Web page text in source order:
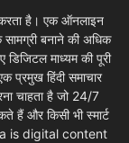
है। एक ऑनलाइन
बनाने की अधिक
डिजिटल माध्यम की पूरी
प्रमुख हिंदी समाचार
चाहता है जो 24/7
हैं और किसी भी स्मार्ट
is digital content